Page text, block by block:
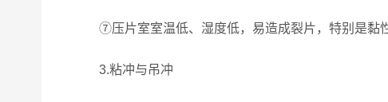
⑦压片室室温低、湿度低，易造成裂片，特别是黏性
3.粘冲与吊冲